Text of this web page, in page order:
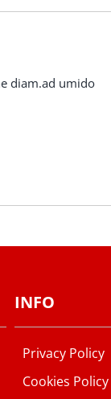
diam.ad umido
INFO
Privacy Policy
Cookies Policy